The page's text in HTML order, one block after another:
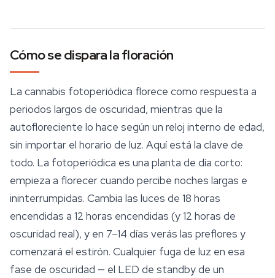
Cómo se dispara la floración
La cannabis fotoperiódica florece como respuesta a
periodos largos de oscuridad, mientras que la
autofloreciente lo hace según un reloj interno de edad,
sin importar el horario de luz. Aquí está la clave de
todo. La fotoperiódica es una planta de día corto:
empieza a florecer cuando percibe noches largas e
ininterrumpidas. Cambia las luces de 18 horas
encendidas a 12 horas encendidas (y 12 horas de
oscuridad real), y en 7–14 días verás las preflores y
comenzará el estirón. Cualquier fuga de luz en esa
fase de oscuridad — el LED de standby de un